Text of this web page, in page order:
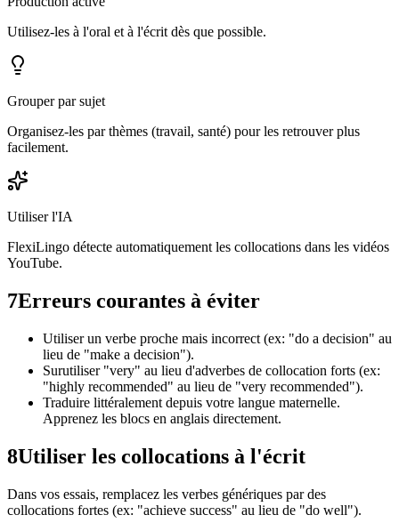
Utilisez-les à l'oral et à l'écrit dès que possible.
Grouper par sujet
Organisez-les par thèmes (travail, santé) pour les retrouver plus
facilement.
Utiliser l'IA
FlexiLingo détecte automatiquement les collocations dans les vidéos
YouTube.
7Erreurs courantes à éviter
Utiliser un verbe proche mais incorrect (ex: "do a decision" au
lieu de "make a decision").
Surutiliser "very" au lieu d'adverbes de collocation forts (ex:
"highly recommended" au lieu de "very recommended").
Traduire littéralement depuis votre langue maternelle.
Apprenez les blocs en anglais directement.
8Utiliser les collocations à l'écrit
Dans vos essais, remplacez les verbes génériques par des
collocations fortes (ex: "achieve success" au lieu de "do well").